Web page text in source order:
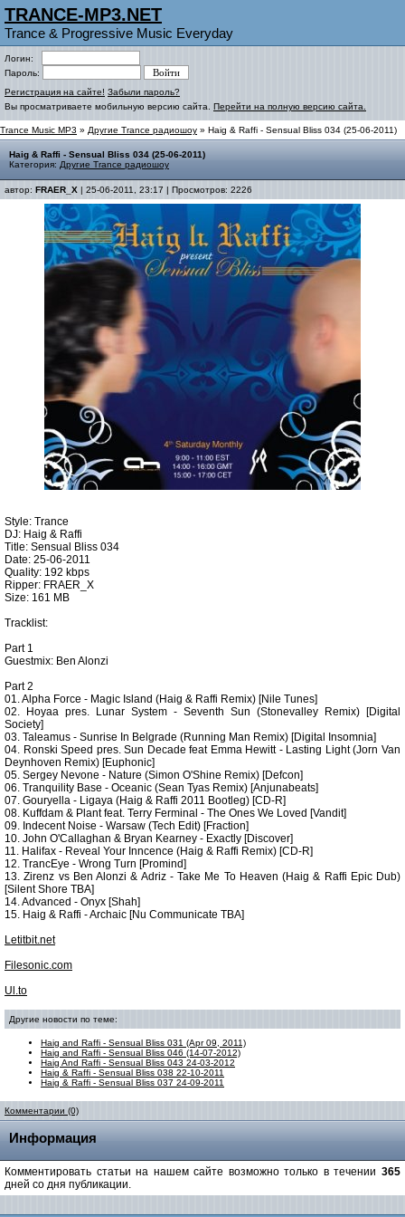
TRANCE-MP3.NET
Trance & Progressive Music Everyday
Логин:
Пароль:
Регистрация на сайте! Забыли пароль?
Вы просматриваете мобильную версию сайта. Перейти на полную версию сайта.
Trance Music MP3 » Другие Trance радиошоу » Haig & Raffi - Sensual Bliss 034 (25-06-2011)
Haig & Raffi - Sensual Bliss 034 (25-06-2011)
Категория: Другие Trance радиошоу
автор: FRAER_X | 25-06-2011, 23:17 | Просмотров: 2226
Style: Trance
DJ: Haig & Raffi
Title: Sensual Bliss 034
Date: 25-06-2011
Quality: 192 kbps
Ripper: FRAER_X
Size: 161 MB
Tracklist:
Part 1
Guestmix: Ben Alonzi
Part 2
01. Alpha Force - Magic Island (Haig & Raffi Remix) [Nile Tunes]
02. Hoyaa pres. Lunar System - Seventh Sun (Stonevalley Remix) [Digital
Society]
03. Taleamus - Sunrise In Belgrade (Running Man Remix) [Digital Insomnia]
04. Ronski Speed pres. Sun Decade feat Emma Hewitt - Lasting Light (Jorn Van
Deynhoven Remix) [Euphonic]
05. Sergey Nevone - Nature (Simon O'Shine Remix) [Defcon]
06. Tranquility Base - Oceanic (Sean Tyas Remix) [Anjunabeats]
07. Gouryella - Ligaya (Haig & Raffi 2011 Bootleg) [CD-R]
08. Kuffdam & Plant feat. Terry Ferminal - The Ones We Loved [Vandit]
09. Indecent Noise - Warsaw (Tech Edit) [Fraction]
10. John O'Callaghan & Bryan Kearney - Exactly [Discover]
11. Halifax - Reveal Your Inncence (Haig & Raffi Remix) [CD-R]
12. TrancEye - Wrong Turn [Promind]
13. Zirenz vs Ben Alonzi & Adriz - Take Me To Heaven (Haig & Raffi Epic Dub)
[Silent Shore TBA]
14. Advanced - Onyx [Shah]
15. Haig & Raffi - Archaic [Nu Communicate TBA]
Letitbit.net
Filesonic.com
Ul.to
Другие новости по теме:
Haig and Raffi - Sensual Bliss 031 (Apr 09, 2011)
Haig and Raffi - Sensual Bliss 046 (14-07-2012)
Haig And Raffi - Sensual Bliss 043 24-03-2012
Haig & Raffi - Sensual Bliss 038 22-10-2011
Haig & Raffi - Sensual Bliss 037 24-09-2011
Комментарии (0)
Информация
Комментировать статьи на нашем сайте возможно только в течении 365
дней со дня публикации.